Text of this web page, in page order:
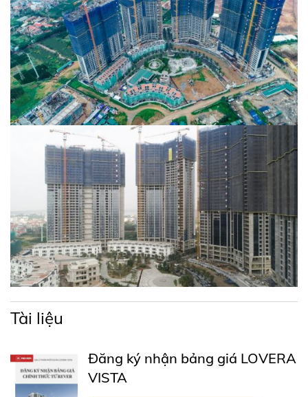
Tài liệu
Đăng ký nhận bảng giá LOVERA
VISTA